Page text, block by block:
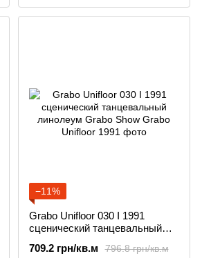
−11%
Grabo Unifloor 030 I 1991
сценический танцевальный
796.8 грн/кв.м
709.2 грн/кв.м